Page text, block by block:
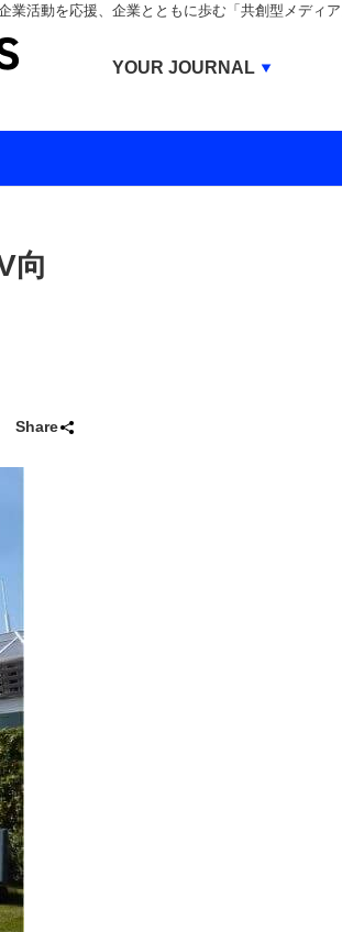
業活動を応援、企業とともに歩む「共創型メディ
向
Share
YOUR JOURNAL
BUSINESS JOURNAL